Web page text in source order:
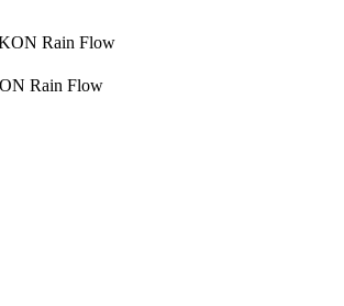
Rain Flow
Rain Flow